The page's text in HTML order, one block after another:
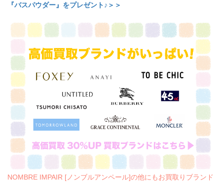
『バスパウダー』をプレゼント♪＞＞
NOMBRE IMPAIR [ノンブルアンペール]の他にもお買取りブランド